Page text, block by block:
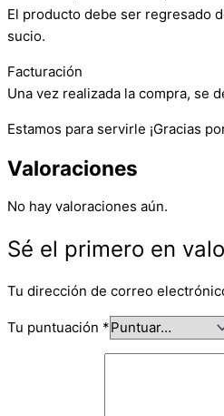
El producto debe ser regresado
sucio.
Facturación
Una vez realizada la compra, se
Estamos para servirle ¡Gracias
Valoraciones
No hay valoraciones aún.
Sé el primero en
Tu dirección de correo
Tu puntuación *